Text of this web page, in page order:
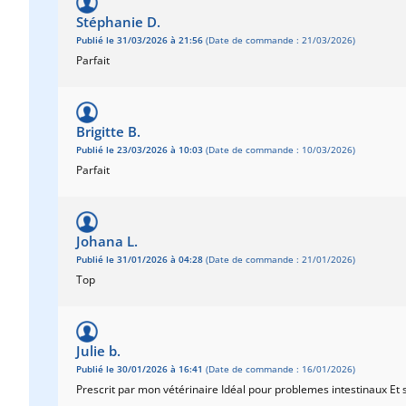
Stéphanie D.
Publié le 31/03/2026 à 21:56 (Date de commande : 21/03/2026)
Parfait
Brigitte B.
Publié le 23/03/2026 à 10:03 (Date de commande : 10/03/2026)
Parfait
Johana L.
Publié le 31/01/2026 à 04:28 (Date de commande : 21/01/2026)
Top
Julie b.
Publié le 30/01/2026 à 16:41 (Date de commande : 16/01/2026)
Prescrit par mon vétérinaire Idéal pour problemes intestinaux Et